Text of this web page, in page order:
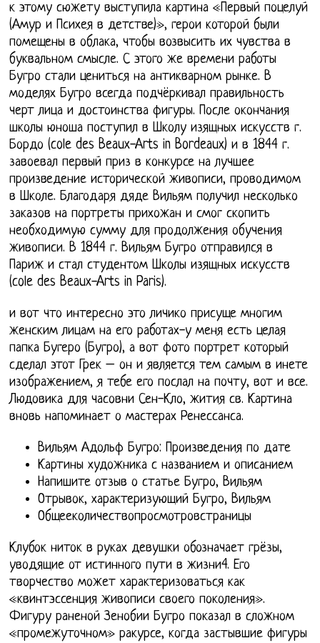
к этому сюжету выступила картина «Первый поцелуй
(Амур и Психея в детстве)», герои которой были
помещены в облака, чтобы возвысить их чувства в
буквальном смысле. С этого же времени работы
Бугро стали цениться на антикварном рынке. В
моделях Бугро всегда подчёркивал правильность
черт лица и достоинства фигуры. После окончания
школы юноша поступил в Школу изящных искусств г.
Бордо (cole des Beaux-Arts in Bordeaux) и в 1844 г.
завоевал первый приз в конкурсе на лучшее
произведение исторической живописи, проводимом
в Школе. Благодаря дяде Вильям получил несколько
заказов на портреты прихожан и смог скопить
необходимую сумму для продолжения обучения
живописи. В 1844 г. Вильям Бугро отправился в
Париж и стал студентом Школы изящных искусств
(cole des Beaux-Arts in Paris).
и вот что интересно это личико присуще многим
женским лицам на его работах-у меня есть целая
папка Бугеро (Бугро), а вот фото портрет который
сделал этот Грек – он и является тем самым в инете
изображением, я тебе его послал на почту, вот и все.
Людовика для часовни Сен-Кло, жития св. Картина
вновь напоминает о мастерах Ренессанса.
Вильям Адольф Бугро: Произведения по дате
Картины художника с названием и описанием
Напишите отзыв о статье Бугро, Вильям
Отрывок, характеризующий Бугро, Вильям
Общееколичествопросмотровстраницы
Клубок ниток в руках девушки обозначает грёзы,
уводящие от истинного пути в жизни4. Его
творчество может характеризоваться как
«квинтэссенция живописи своего поколения».
Фигуру раненой Зенобии Бугро показал в сложном
«промежуточном» ракурсе, когда застывшие фигуры